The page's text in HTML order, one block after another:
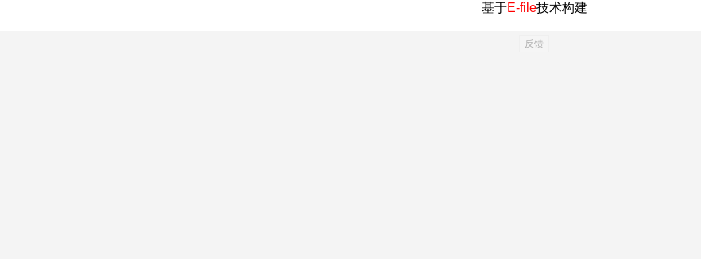
基于E-file技术构建
反馈